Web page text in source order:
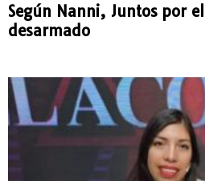
Según Nanni, Juntos por
desarmado